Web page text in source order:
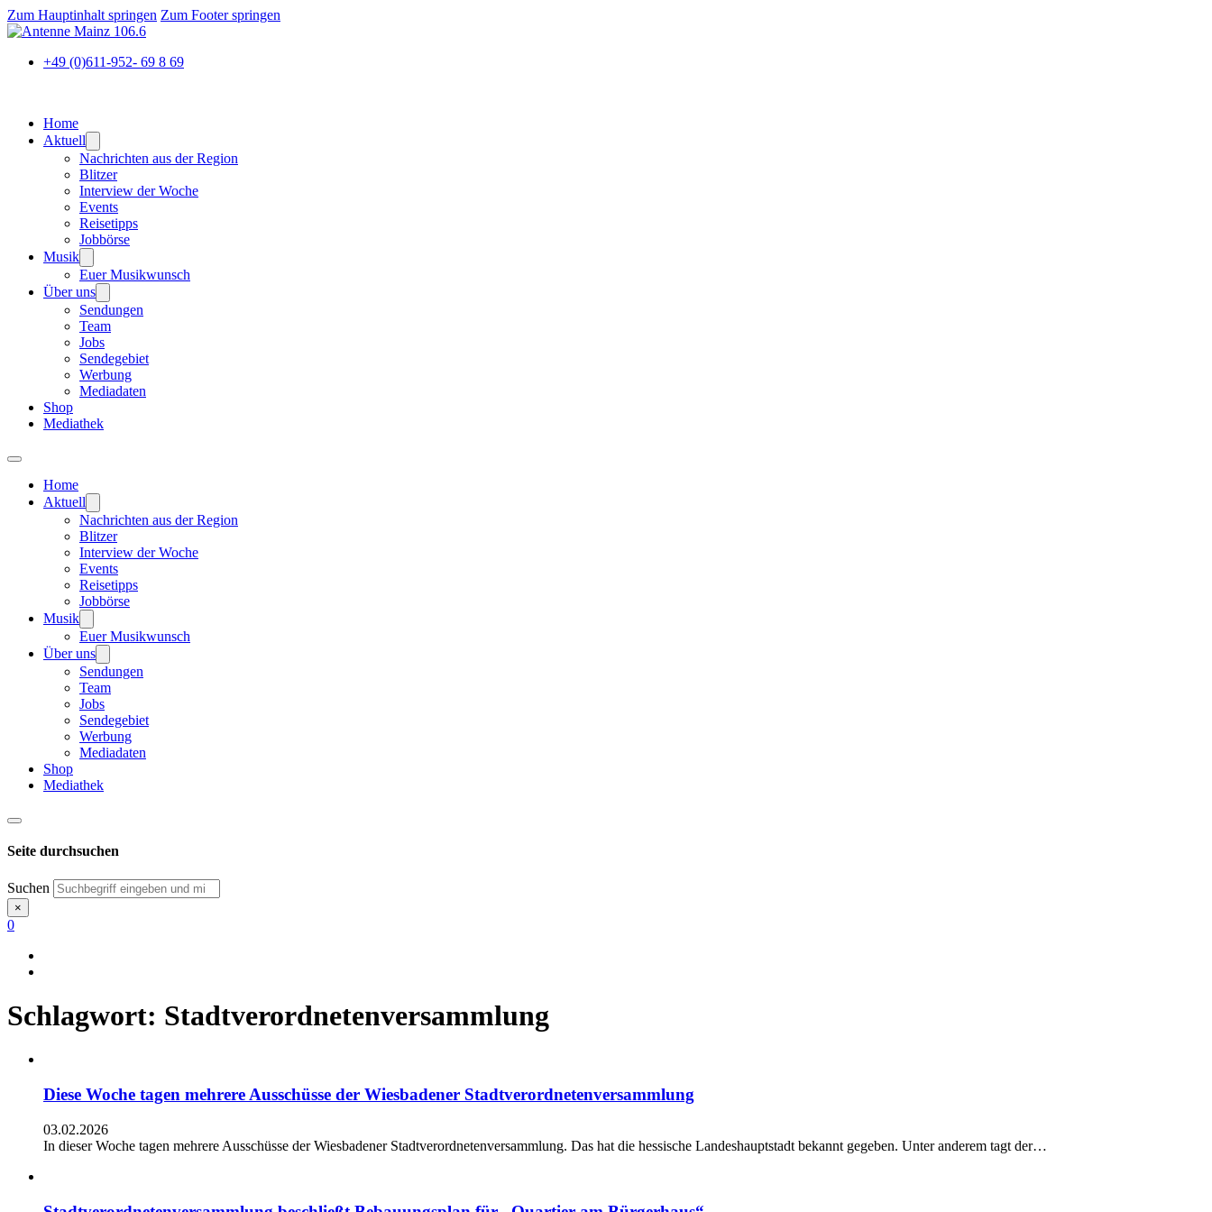
Zum Hauptinhalt springen Zum Footer springen
+49 (0)611-952- 69 8 69
Home
Aktuell
Nachrichten aus der Region
Blitzer
Interview der Woche
Events
Reisetipps
Jobbörse
Musik
Euer Musikwunsch
Über uns
Sendungen
Team
Jobs
Sendegebiet
Werbung
Mediadaten
Shop
Mediathek
Home
Aktuell
Nachrichten aus der Region
Blitzer
Interview der Woche
Events
Reisetipps
Jobbörse
Musik
Euer Musikwunsch
Über uns
Sendungen
Team
Jobs
Sendegebiet
Werbung
Mediadaten
Shop
Mediathek
Seite durchsuchen
Suchen
×
0
Schlagwort: Stadtverordnetenversammlung
Diese Woche tagen mehrere Ausschüsse der Wiesbadener Stadtverordnetenversammlung
03.02.2026
In dieser Woche tagen mehrere Ausschüsse der Wiesbadener Stadtverordnetenversammlung. Das hat die hessische Landeshauptstadt bekannt gegeben. Unter anderem tagt der…